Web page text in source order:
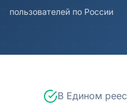
пользователей по России
В Едином